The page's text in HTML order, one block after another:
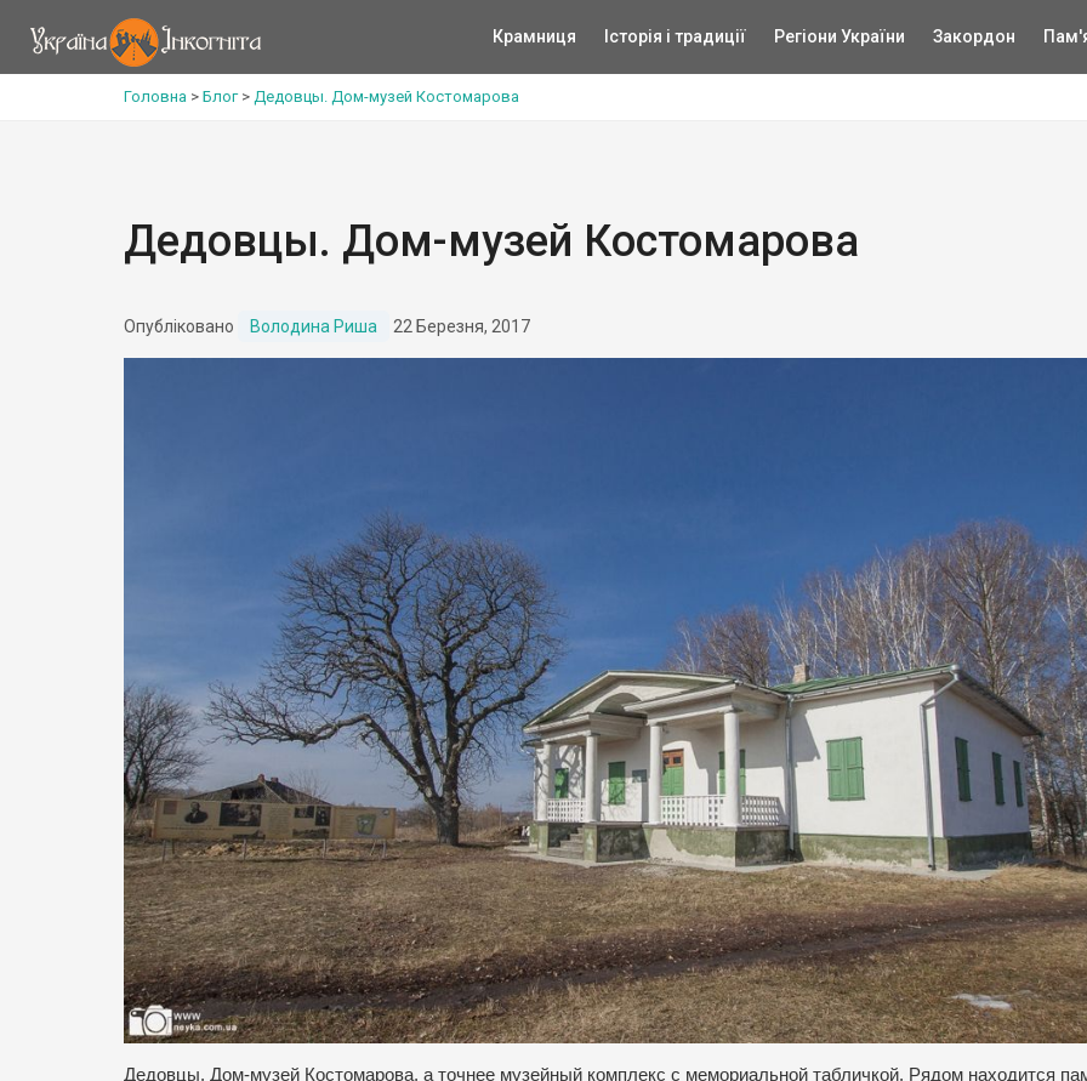
Крамниця Історія і традиції Регіони України Закордон
Головна > Блог> Дедовцы. Дом-музей Костомарова
Дедовцы. Дом-музей Костомарова
Опубліковано Володина Риша 22 Березня, 2017
Дедовцы. Дом-музей Костомарова, а точнее музейный комплекс с мемориальной табличкой. Рядом находится